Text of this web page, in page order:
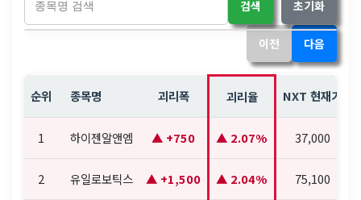
검색 초기화
이전 다음
순위 종목명 괴리폭 괴리율 NXT 현재가
1 하이젠알앤엠 +750 2.07% 37,000
2 유일로보틱스 +1,500 2.04% 75,100